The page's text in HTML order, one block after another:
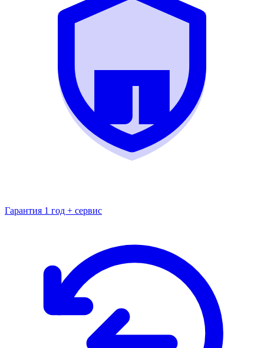
Гарантия 1 год + сервис